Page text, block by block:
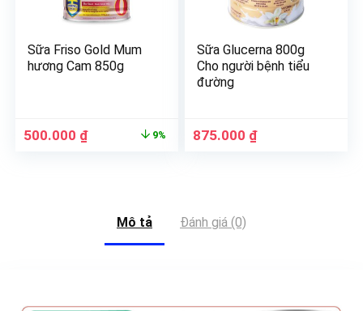
Sữa Friso Gold Mum
hương Cam 850g
500.000 ₫ 9%
Sữa Glucerna 800g
Cho người bệnh tiểu
đường
875.000 ₫
Mô tả Đánh giá (0)